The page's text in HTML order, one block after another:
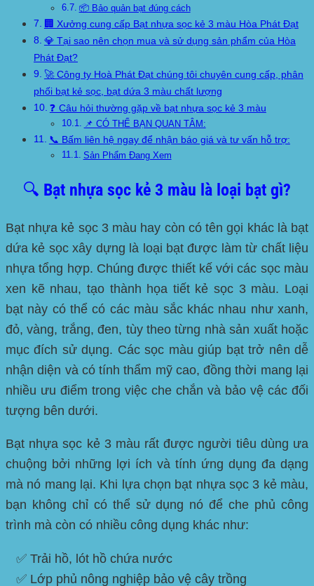
📦 Bảo quản bạt đúng cách
🏢 Xưởng cung cấp Bạt nhựa sọc kẻ 3 màu Hòa Phát Đạt
💎 Tại sao nên chọn mua và sử dụng sản phẩm của Hòa
Phát Đạt?
🚀 Công ty Hoà Phát Đạt chúng tôi chuyên cung cấp, phân
phối bạt kẻ sọc, bạt dứa 3 màu chất lượng
❓ Câu hỏi thường gặp về bạt nhựa sọc kẻ 3 màu
📌 CÓ THỂ BẠN QUAN TÂM:
📞 Bấm liên hệ ngay để nhận báo giá và tư vấn hỗ trợ:
Sản Phẩm Đang Xem
🔍 Bạt nhựa sọc kẻ 3 màu là loại bạt gì?
Bạt nhựa kẻ sọc 3 màu hay còn có tên gọi khác là bạt
dứa kẻ sọc xây dựng là loại bạt được làm từ chất liệu
nhựa tổng hợp. Chúng được thiết kế với các sọc màu
xen kẽ nhau, tạo thành họa tiết kẻ sọc 3 màu. Loại
bạt này có thể có các màu sắc khác nhau như xanh,
đỏ, vàng, trắng, đen, tùy theo từng nhà sản xuất hoặc
mục đích sử dụng. Các sọc màu giúp bạt trở nên dễ
nhận diện và có tính thẩm mỹ cao, đồng thời mang lại
nhiều ưu điểm trong việc che chắn và bảo vệ các đối
tượng bên dưới.
Bạt nhựa sọc kẻ 3 màu rất được người tiêu dùng ưa
chuộng bởi những lợi ích và tính ứng dụng đa dạng
mà nó mang lại. Khi lựa chọn bạt nhựa sọc 3 kẻ màu,
bạn không chỉ có thể sử dụng nó để che phủ công
trình mà còn có nhiều công dụng khác như:
✅ Trải hồ, lót hồ chứa nước
✅ Lớp phủ nông nghiệp bảo vệ cây trồng